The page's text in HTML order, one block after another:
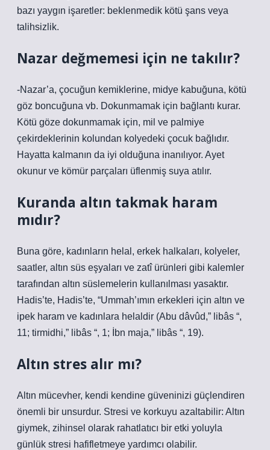
bazı yaygın işaretler: beklenmedik kötü şans veya
talihsizlik.
Nazar değmemesi için ne takılır?
-Nazar’a, çocuğun kemiklerine, midye kabuğuna, kötü
göz boncuğuna vb. Dokunmamak için bağlantı kurar.
Kötü göze dokunmamak için, mil ve palmiye
çekirdeklerinin kolundan kolyedeki çocuk bağlıdır.
Hayatta kalmanın da iyi olduğuna inanılıyor. Ayet
okunur ve kömür parçaları üflenmiş suya atılır.
Kuranda altın takmak haram
mıdır?
Buna göre, kadınların helal, erkek halkaları, kolyeler,
saatler, altın süs eşyaları ve zatî ürünleri gibi kalemler
tarafından altın süslemelerin kullanılması yasaktır.
Hadis’te, Hadis’te, “Ummah’ımın erkekleri için altın ve
ipek haram ve kadınlara helaldir (Abu dâvûd,” libâs “,
11; tirmidhi,” libâs “, 1; İbn maja,” libâs “, 19).
Altın stres alır mı?
Altın mücevher, kendi kendine güveninizi güçlendiren
önemli bir unsurdur. Stresi ve korkuyu azaltabilir: Altın
giymek, zihinsel olarak rahatlatıcı bir etki yoluyla
günlük stresi hafifletmeye yardımcı olabilir.